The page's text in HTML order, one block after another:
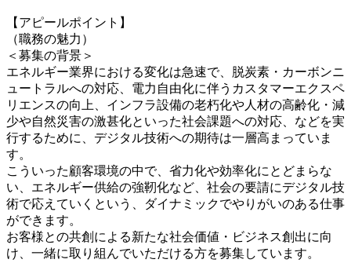
【アピールポイント】
（職務の魅力）
＜募集の背景＞
エネルギー業界における変化は急速で、脱炭素・カーボンニ
ュートラルへの対応、電力自由化に伴うカスタマーエクスペ
リエンスの向上、インフラ設備の老朽化や人材の高齢化・減
少や自然災害の激甚化といった社会課題への対応、などを実
行するために、デジタル技術への期待は一層高まっていま
す。
こういった顧客環境の中で、省力化や効率化にとどまらな
い、エネルギー供給の強靭化など、社会の要請にデジタル技
術で応えていくという、ダイナミックでやりがいのある仕事
ができます。
お客様との共創による新たな社会価値・ビジネス創出に向
け、一緒に取り組んでいただける方を募集しています。